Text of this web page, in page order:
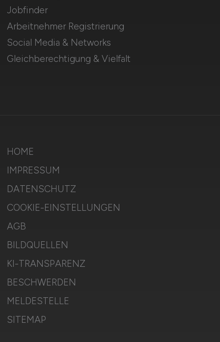
Jobfinder
Arbeitnehmer Registrierung
Social Media & Networks
Gleichberechtigung & Vielfalt
HOME
IMPRESSUM
DATENSCHUTZ
COOKIE-EINSTELLUNGEN
AGB
BILDQUELLEN
KI-TRANSPARENZ
BESCHWERDEN
MELDESTELLE
SITEMAP